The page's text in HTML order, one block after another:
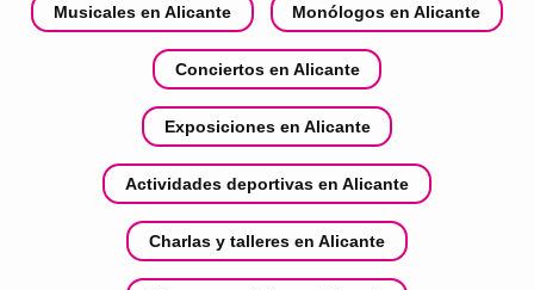
Musicales en Alicante Monólogos en Alicante
Conciertos en Alicante
Exposiciones en Alicante
Actividades deportivas en Alicante
Charlas y talleres en Alicante